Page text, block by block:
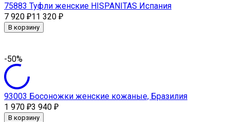
75883 Туфли женские HISPANITAS Испания
7 920 ₽11 320 ₽
В корзину
-50%
93003 Босоножки женские кожаные, Бразилия
1 970 ₽3 940 ₽
В корзину